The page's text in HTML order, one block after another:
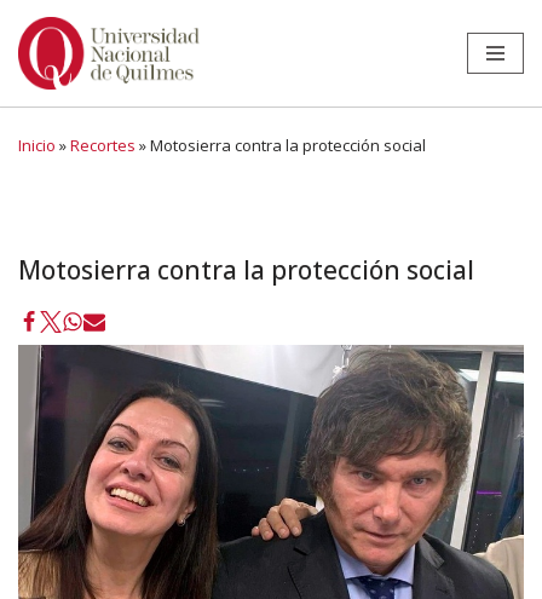
Ir
Inicio »Recortes »Motosierra contra la protección social
Motosierra contra la protección social